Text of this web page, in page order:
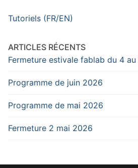
Tutoriels (FR/EN)
ARTICLES RÉCENTS
Fermeture estivale fablab du 4
Programme de juin 2026
Programme de mai 2026
Fermeture 2 mai 2026